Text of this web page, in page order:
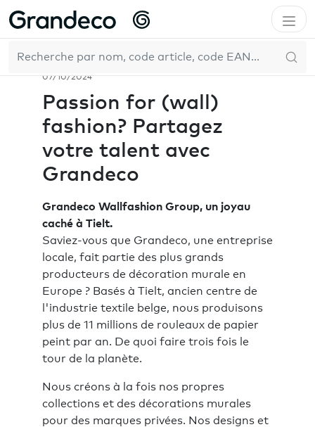
Accueil Entreprise
Actualités
Grandeco
07/10/2024
Passion for (wall)
fashion? Partagez
votre talent avec
Grandeco
Grandeco Wallfashion Group, un joyau
caché à Tielt.
Saviez-vous que Grandeco, une entreprise
locale, fait partie des plus grands
producteurs de décoration murale en
Europe ? Basés à Tielt, ancien centre de
l'industrie textile belge, nous produisons
plus de 11 millions de rouleaux de papier
peint par an. De quoi faire trois fois le
tour de la planète.
Nous créons à la fois nos propres
collections et des décorations murales
pour des marques privées. Nos designs et